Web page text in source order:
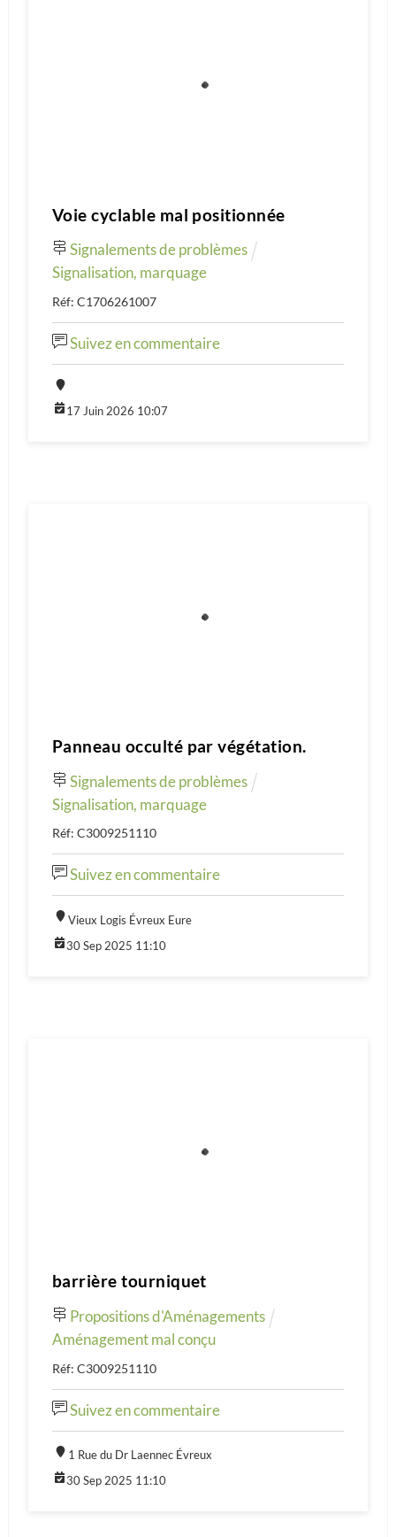
Voie cyclable mal positionnée
Signalements de problèmes
Signalisation, marquage
Réf: C1706261007
Suivez en commentaire
17 Juin 2026 10:07
Panneau occulté par végétation.
Signalements de problèmes
Signalisation, marquage
Réf: C3009251110
Suivez en commentaire
Vieux Logis Évreux Eure
30 Sep 2025 11:10
barrière tourniquet
Propositions d'Aménagements
Aménagement mal conçu
Réf: C3009251110
Suivez en commentaire
1 Rue du Dr Laennec Évreux
30 Sep 2025 11:10